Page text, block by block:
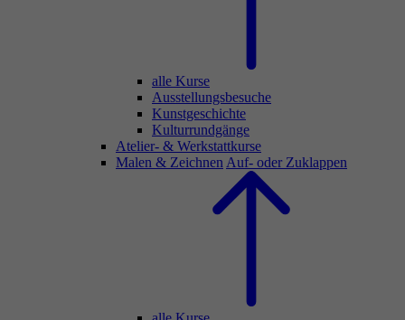
alle Kurse
Ausstellungsbesuche
Kunstgeschichte
Kulturrundgänge
Atelier- & Werkstattkurse
Malen & Zeichnen Auf- oder Zuklappen